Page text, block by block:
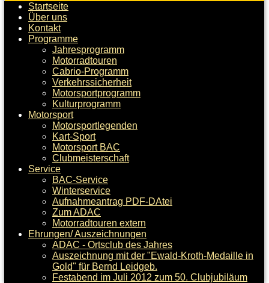
Startseite
Über uns
Kontakt
Programme
Jahresprogramm
Motorradtouren
Cabrio-Programm
Verkehrssicherheit
Motorsportprogramm
Kulturprogramm
Motorsport
Motorsportlegenden
Kart-Sport
Motorsport BAC
Clubmeisterschaft
Service
BAC-Service
Winterservice
Aufnahmeantrag PDF-DAtei
Zum ADAC
Motorradtouren extern
Ehrungen/ Auszeichnungen
ADAC - Ortsclub des Jahres
Auszeichnung mit der "Ewald-Kroth-Medaille in
Gold" für Bernd Leidgeb.
Festabend im Juli 2012 zum 50. Clubjubiläum